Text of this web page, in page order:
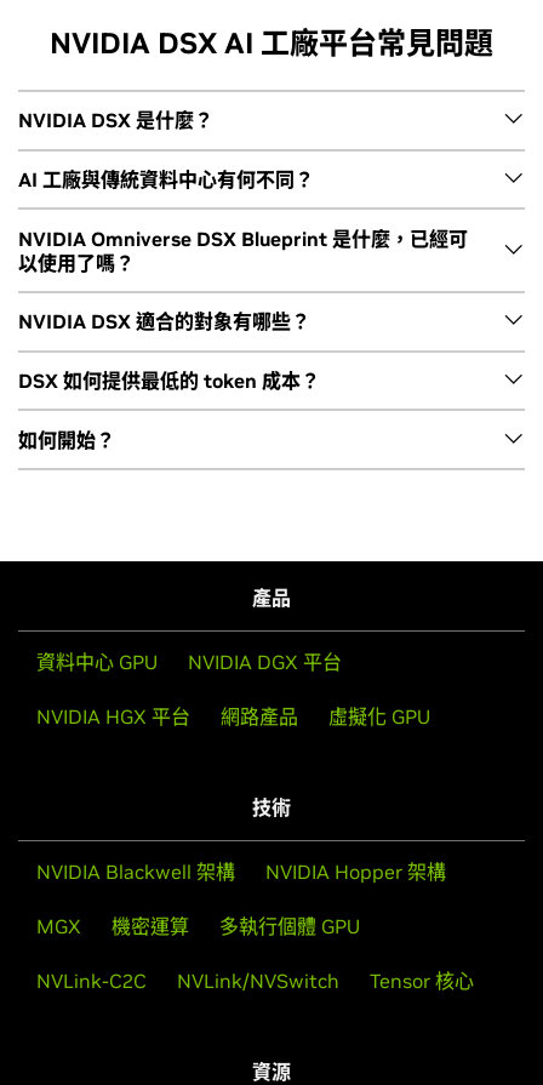
打造及營運超高效 AI 基礎設施的祕密
觀看影片
最大化
觀看影片
NVIDIA DSX AI 工廠平台常見問題
NVIDIA DSX 是什麼？
NVIDIA DSX 是 NVIDIA 的 AI 工廠級平台。它結合設計、模
擬、營運與生態系技術，協助合作夥伴以最低 token 成本打造
最佳化的 AI 工廠。DSX 涵蓋晶片與系統、基礎設施軟體、設施
與合作夥伴技術，讓 AI 工廠得以每瓦產出更多 Token。
它包括下列技術：DSX 參考設計、DSX Sim、DSX MaxLPS、
AI 工廠與傳統資料中心有何不同？
AI 工廠是專為 AI 工作負載而生，著重推論效能、能源效率與最
低 token 成本。NVIDIA DSX AI 工廠是共同設計的統合式系
統，涵蓋晶片、系統、網路、基礎設施軟體、電力、冷卻與營
運，有別於通常以孤立元件拼湊而成的傳統資料中心。
傳統資料中心主要用於儲存、處理、檢索及交付資訊。AI 工廠
會生成智慧，將資料與能源轉化為 Token、預測結果、模擬與
採用 AI 技術的輸出結果。
NVIDIA Omniverse DSX Blueprint 是什麼，已經可
以使用了嗎？
NVIDIA Omniverse DSX Blueprint 是開放式全方位框架，用於
設計與運營大規模 AI 工廠。它已在 build.nvidia.com 正式上
線，並與NVIDIA Vera Rubin DSX AI 工廠參考設計 完全相容。
這款 Blueprint 讓開發者能為 AI 工廠打造符合物理定律的數位
孿生，即時模擬營運，並在施工或部署前先將效能最佳化。它
NVIDIA DSX 適合的對象有哪些？
NVIDIA DSX 服務的對象是廣泛的跨領域生態系：NVIDIA 雲端
合作夥伴 (NCP)、主權雲，以及土地/電力/廠房外殼 (LPS) 提供
者；電力與冷卻設備製造商；設計、模擬與設施營運的獨立軟
體供應商 (ISV)；原始設備製造商 (OEM) 與系統整合商；建
商或 ISV，無須量身打造的整合，即可為打造 AI 工廠貢獻一己
之力。
DSX 如何提供最低的 token 成本？
NVIDIA DSX 讓 AI 工廠能以相同的電力、基礎設施與營運預
算，產出更多 token，有助於降低 token 成本。DSX 並非將運
力預算，多配置高達 40% 的 GPU。DSX OS 將機群規模營運最
佳化，延長正常運作時間。DSX 參考設計可加速部署，而 DSX
Exchange 與 DSX Sim 則協助統合設施、電力、冷卻與運算訊
如何開始？
產品
資料中心 GPU NVIDIA DGX 平台
NVIDIA HGX 平台 網路產品 虛擬化 GPU
技術
NVIDIA Blackwell 架構 NVIDIA Hopper 架構
MGX 機密運算 多執行個體 GPU
NVLink-C2C NVLink/NVSwitch Tensor 核心
資源